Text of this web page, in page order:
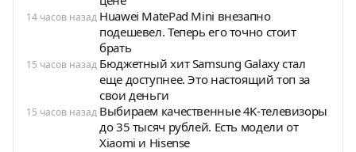
14 часов назад Huawei MatePad Mini внезапно
подешевел. Теперь его точно стоит
брать
15 часов назад Бюджетный хит Samsung Galaxy стал
еще доступнее. Это настоящий топ за
свои деньги
15 часов назад Выбираем качественные 4K-телевизоры
до 35 тысяч рублей. Есть модели от
Xiaomi и Hisense